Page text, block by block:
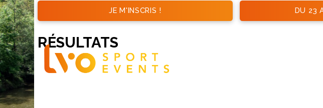
JE M'INSCRIS ! DU 23
RÉSULTATS